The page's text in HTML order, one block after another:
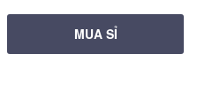
MUA SỈ